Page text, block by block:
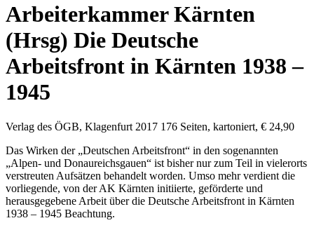
Arbeiterkammer Kärnten
(Hrsg) Die Deutsche
Arbeitsfront in Kärnten 1938 –
1945
Verlag des ÖGB, Klagenfurt 2017 176 Seiten, kartoniert, € 24,90
Das Wirken der „Deutschen Arbeitsfront“ in den sogenannten
„Alpen- und Donaureichsgauen“ ist bisher nur zum Teil in vielerorts
verstreuten Aufsätzen behandelt worden. Umso mehr verdient die
vorliegende, von der AK Kärnten initiierte, geförderte und
herausgegebene Arbeit über die Deutsche Arbeitsfront in Kärnten
1938 – 1945 Beachtung.